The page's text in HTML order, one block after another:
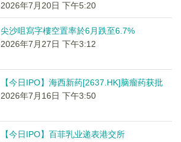
2026年7月20日 下午5:20
尖沙咀寫字樓空置率於6月跌至6.7%
2026年7月27日 下午3:12
【今日IPO】海西新药[2637.HK]脑瘤药获批
2026年7月16日 下午3:50
【今日IPO】百菲乳业递表港交所